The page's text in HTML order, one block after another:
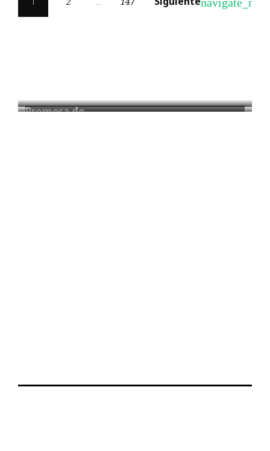
de
Promesa de…